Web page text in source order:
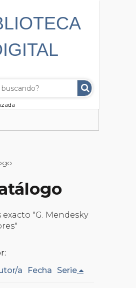
"G. Mendesky
a Fecha Serie